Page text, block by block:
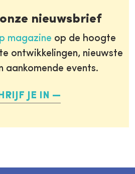
nieuwsbrief
magazine op de hoogte
ontwikkelingen, nieuwste
aankomende events.
JE IN